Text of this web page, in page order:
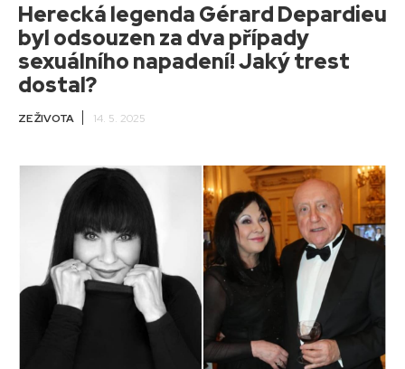
Herecká legenda Gérard Depardieu
byl odsouzen za dva případy
sexuálního napadení! Jaký trest
dostal?
ZE ŽIVOTA 14. 5. 2025